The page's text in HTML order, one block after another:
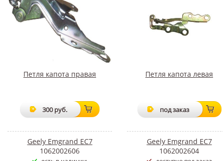
Петля капота правая
300 руб.
Geely Emgrand EC7
1062002606
Петля капота левая
под заказ
Geely Emgrand EC7
1062002604